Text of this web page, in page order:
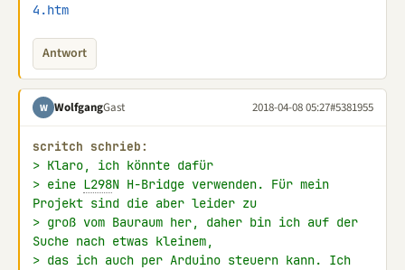
4.htm
Antwort
W WolfgangGast 2018-04-08 05:27#5381955
scritch schrieb:
> Klaro, ich könnte dafür
> eine L298N H-Bridge verwenden. Für mein
Projekt sind die aber leider zu
> groß vom Bauraum her, daher bin ich auf der
Suche nach etwas kleinem,
> das ich auch per Arduino steuern kann. Ich